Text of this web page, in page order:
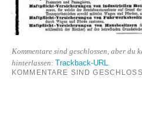
Kommentare sind geschlossen, aber du
hinterlassen: Trackback-URL.
KOMMENTARE SIND